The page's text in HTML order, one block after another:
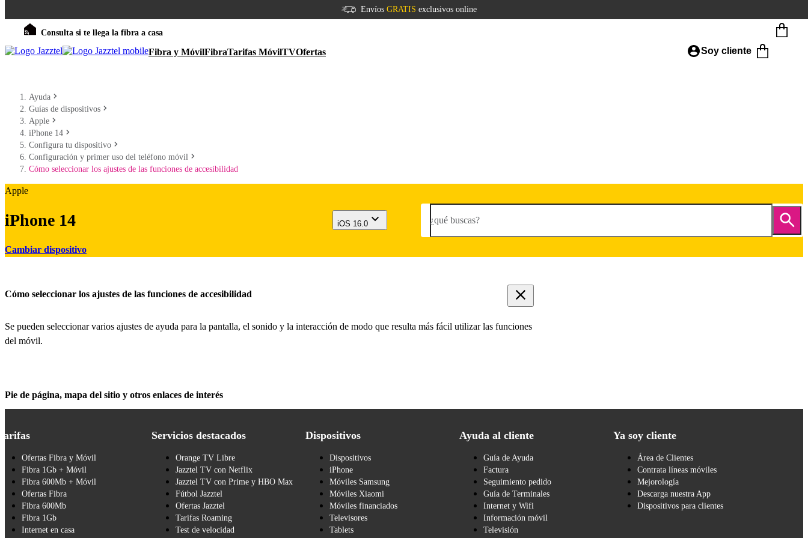
Envíos GRATIS exclusivos online
Consulta si te llega la fibra a casa
Fibra y MóvilFibraTarifas MóvilTVOfertas Soy cliente
Ayuda
Guías de dispositivos
Apple
iPhone 14
Configura tu dispositivo
Configuración y primer uso del teléfono móvil
Cómo seleccionar los ajustes de las funciones de accesibilidad
Apple
iPhone 14
Cambiar dispositivo
iOS 16.0 ¿qué buscas?
Cómo seleccionar los ajustes de las funciones de accesibilidad
Se pueden seleccionar varios ajustes de ayuda para la pantalla, el sonido y la interacción de modo que resulta más fácil utilizar las funciones
del móvil.
Pie de página, mapa del sitio y otros enlaces de interés
Ofertas Fibra y Móvil
Fibra 1Gb + Móvil
Fibra 600Mb + Móvil
Ofertas Fibra
Fibra 600Mb
Fibra 1Gb
Internet en casa
Servicios destacados
Orange TV Libre
Jazztel TV con Netflix
Jazztel TV con Prime y HBO Max
Fútbol Jazztel
Ofertas Jazztel
Tarifas Roaming
Test de velocidad
Dispositivos
Dispositivos
iPhone
Móviles Samsung
Móviles Xiaomi
Móviles financiados
Televisores
Tablets
Ayuda al cliente
Guía de Ayuda
Factura
Seguimiento pedido
Guía de Terminales
Internet y Wifi
Información móvil
Televisión
Ya soy cliente
Área de Clientes
Contrata líneas móviles
Mejorología
Descarga nuestra App
Dispositivos para clientes